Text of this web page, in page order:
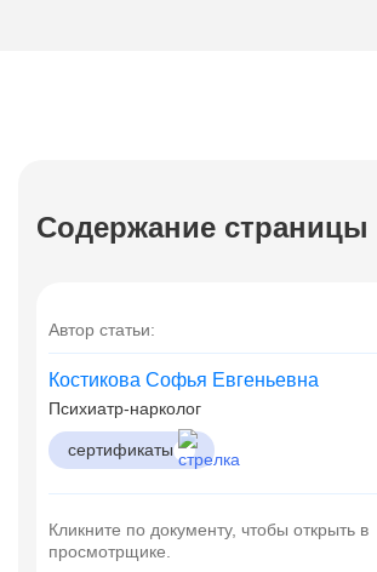
Содержание страницы
Автор статьи:
Костикова Софья Евгеньевна
Психиатр-нарколог
сертификаты
Кликните по документу, чтобы открыть в
просмотрщике.